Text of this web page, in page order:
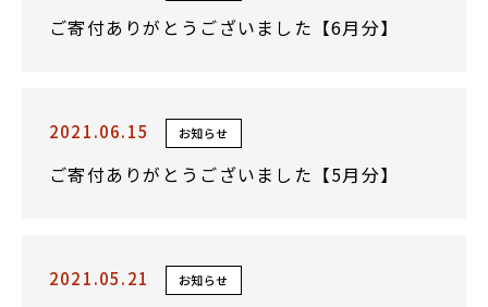
ご寄付ありがとうございました【6月分】
2021.06.15 お知らせ
ご寄付ありがとうございました【5月分】
2021.05.21 お知らせ